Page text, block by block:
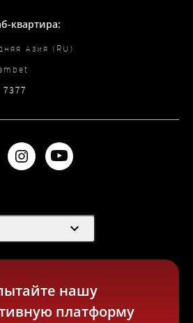
квартира:
Азия (RU)
expand_more
нашу
платформу